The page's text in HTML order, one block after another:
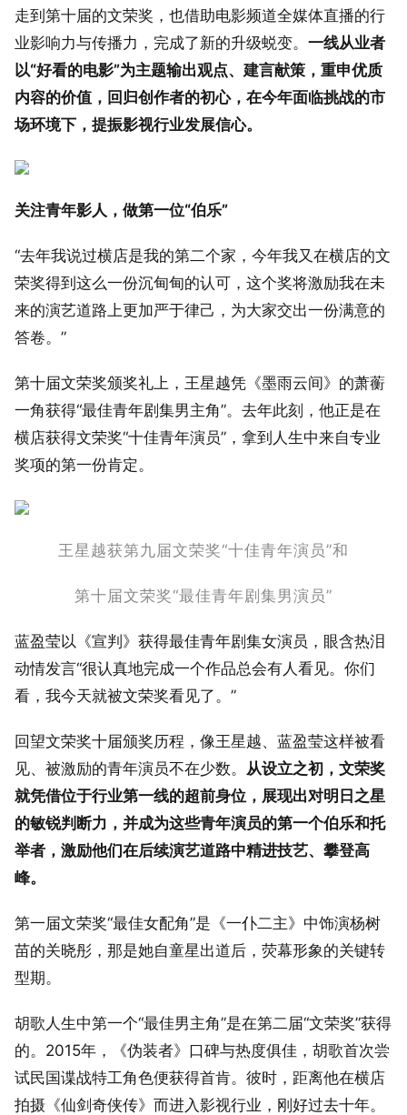
走到第十届的文荣奖，也借助电影频道全媒体直播的行
业影响力与传播力，完成了新的升级蜕变。 一线从业者
以“好看的电影”为主题输出观点、建言献策，重申优质
内容的价值，回归创作者的初心，在今年面临挑战的市
场环境下，提振影视行业发展信心。
关注青年影人，做第一位“伯乐”
“去年我说过横店是我的第二个家，今年我又在横店的文
荣奖得到这么一份沉甸甸的认可，这个奖将激励我在未
来的演艺道路上更加严于律己，为大家交出一份满意的
答卷。”
第十届文荣奖颁奖礼上，王星越凭《墨雨云间》的萧蘅
一角获得“最佳青年剧集男主角”。去年此刻，他正是在
横店获得文荣奖“十佳青年演员”，拿到人生中来自专业
奖项的第一份肯定。
王星越获第九届文荣奖“十佳青年演员”和
第十届文荣奖“最佳青年剧集男演员”
蓝盈莹以《宣判》获得最佳青年剧集女演员，眼含热泪
动情发言“很认真地完成一个作品总会有人看见。你们
看，我今天就被文荣奖看见了。”
回望文荣奖十届颁奖历程，像王星越、蓝盈莹这样被看
见、被激励的青年演员不在少数。 从设立之初，文荣奖
就凭借位于行业第一线的超前身位，展现出对明日之星
的敏锐判断力，并成为这些青年演员的第一个伯乐和托
举者，激励他们在后续演艺道路中精进技艺、攀登高
峰。
第一届文荣奖“最佳女配角”是《一仆二主》中饰演杨树
苗的关晓彤，那是她自童星出道后，荧幕形象的关键转
型期。
胡歌人生中第一个“最佳男主角”是在第二届“文荣奖”获得
的。2015年，《伪装者》口碑与热度俱佳，胡歌首次尝
试民国谍战特工角色便获得首肯。彼时，距离他在横店
拍摄《仙剑奇侠传》而进入影视行业，刚好过去十年。